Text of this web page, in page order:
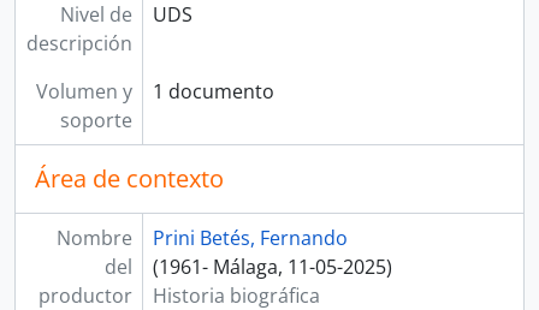
Nivel de
descripción
UDS
Volumen y
soporte
1 documento
Área de contexto
Nombre
del
productor
Prini Betés, Fernando
(1961- Málaga, 11-05-2025)
Historia biográfica